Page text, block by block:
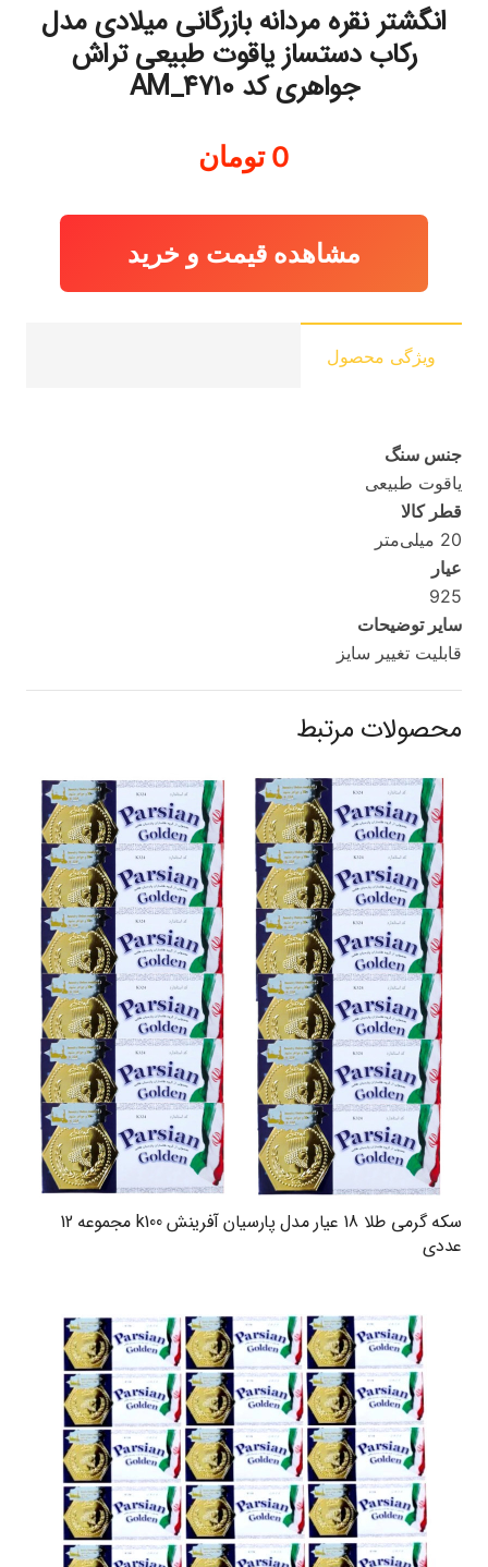
انگشتر نقره مردانه بازرگانی میلادی مدل
رکاب دستساز یاقوت طبیعی تراش
جواهری کد AM_4710
0 تومان
مشاهده قیمت و خرید
ویژگی محصول
جنس سنگ
یاقوت طبیعی
قطر کالا
20 میلی‌متر
عیار
925
سایر توضیحات
قابلیت تغییر سایز
محصولات مرتبط
سکه گرمی طلا 18 عیار مدل پارسیان آفرینش k100 مجموعه 12
عددی